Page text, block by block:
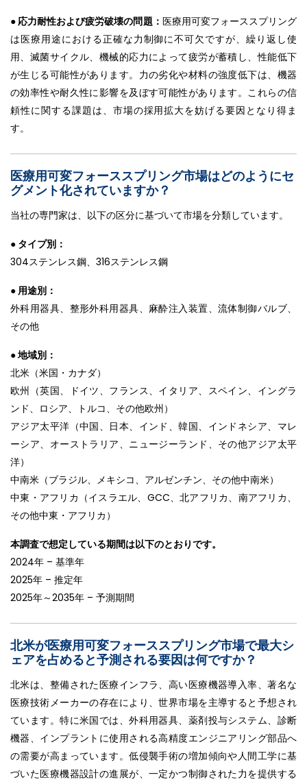
● 応力耐性および疲労破壊の問題： 医療用可変フォーススプリング
は医療用途における正確な力制御に不可欠ですが、繰り返し使
用、滅菌サイクル、機械的応力によって疲労が蓄積し、性能低下
が生じる可能性があります。力の劣化や材料の強度低下は、機器
の効率性や耐久性に影響を及ぼす可能性があります。これらの信
頼性に関する課題は、市場の採用拡大を妨げる要因となり得ま
す。
医療用可変フォーススプリング市場はどのようにセ
グメント化されていますか？
当社の専門家は、以下の区分に基づいて市場を分類しています。
● タイプ別：
304ステンレス鋼、316ステンレス鋼
● 用途別：
外科用器具、整形外科用器具、麻酔注入装置、流体制御バルブ、
その他
● 地域別：
北米（米国・カナダ）
欧州（英国、ドイツ、フランス、イタリア、スペイン、イングラ
ンド、ロシア、トルコ、その他欧州）
アジア太平洋（中国、日本、インド、韓国、インドネシア、マレ
ーシア、オーストラリア、ニュージーランド、その他アジア太平
洋）
中南米（ブラジル、メキシコ、アルゼンチン、その他中南米）
中東・アフリカ（イスラエル、GCC、北アフリカ、南アフリカ、
その他中東・アフリカ）
本調査で想定している期間は以下のとおりです。
2024年 – 基準年
2025年 – 推定年
2025年～2035年 – 予測期間
北米が医療用可変フォーススプリング市場で最大シ
ェアを占めると予測される要因は何ですか？
北米は、整備された医療インフラ、高い医療機器導入率、著名な
医療技術メーカーの存在により、世界市場を主導すると予想され
ています。特に米国では、外科用器具、薬剤投与システム、診断
機器、インプラントに使用される高精度エンジニアリング部品へ
の需要が高まっています。低侵襲手術の増加傾向や人間工学に基
づいた医療機器設計の進展が、一定かつ制御された力を提供する